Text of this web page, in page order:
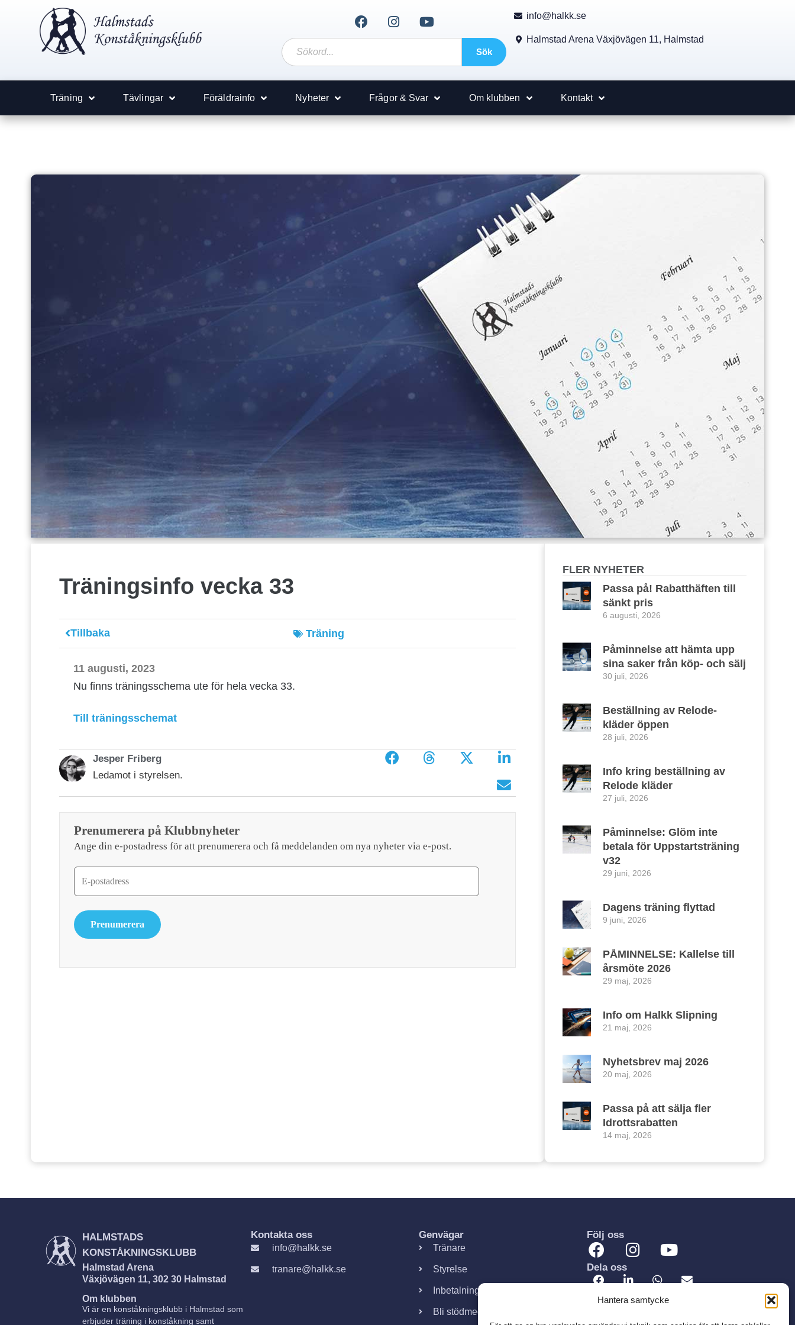
Hantera samtycke
Sök
info@halkk.se
Halmstad Arena Växjövägen 11, Halmstad
Träning Tävlingar Föräldrainfo Nyheter Frågor & Svar Om klubben Kontakt
Träningsinfo vecka 33
Tillbaka Träning
11 augusti, 2023
Nu finns träningsschema ute för hela vecka 33.
Till träningsschemat
Jesper Friberg
Ledamot i styrelsen.
Prenumerera på Klubbnyheter
Ange din e-postadress för att prenumerera och få meddelanden om nya nyheter via e-post.
Prenumerera
FLER NYHETER
Passa på! Rabatthäften till
sänkt pris
6 augusti, 2026
Påminnelse att hämta upp
sina saker från köp- och sälj
30 juli, 2026
Beställning av Relode-
kläder öppen
28 juli, 2026
Info kring beställning av
Relode kläder
27 juli, 2026
Påminnelse: Glöm inte
betala för Uppstartsträning
v32
29 juni, 2026
Dagens träning flyttad
9 juni, 2026
PÅMINNELSE: Kallelse till
årsmöte 2026
29 maj, 2026
Info om Halkk Slipning
21 maj, 2026
Nyhetsbrev maj 2026
20 maj, 2026
Passa på att sälja fler
Idrottsrabatten
14 maj, 2026
HALMSTADS
KONSTÅKNINGSKLUBB
Halmstad Arena
Växjövägen 11, 302 30 Halmstad
Om klubben
Vi är en konståkningsklubb i Halmstad som
erbjuder träning i konståkning samt
Kontakta oss
info@halkk.se
tranare@halkk.se
Genvägar
Tränare
Styrelse
Inbetalningar
Bli stödmedlem
Följ oss
Dela oss